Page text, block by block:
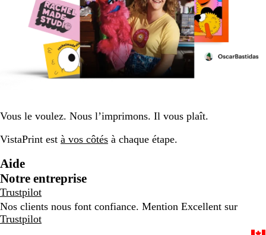
Vous le voulez. Nous l’imprimons. Il vous plaît.
VistaPrint est à vos côtés à chaque étape.
Aide
Notre entreprise
Trustpilot
Nos clients nous font confiance. Mention Excellent sur
Trustpilot